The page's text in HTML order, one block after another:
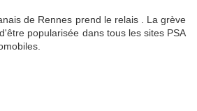
de Rennes prend le relais . La grève
popularisée dans tous les sites PSA